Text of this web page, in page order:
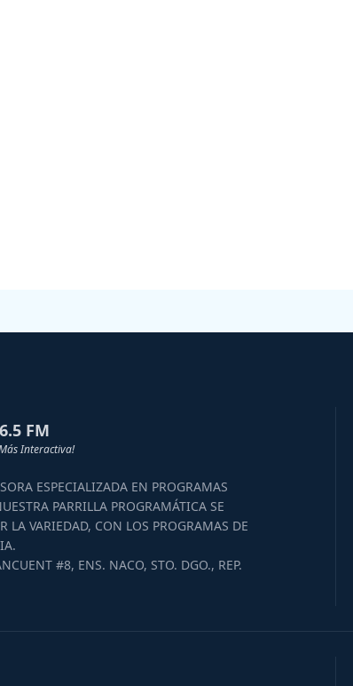
FM
Interactiva!
ESPECIALIZADA EN PROGRAMAS
PARRILLA PROGRAMÁTICA SE
LA VARIEDAD, CON LOS PROGRAMAS DE
#8, ENS. NACO, STO. DGO., REP.